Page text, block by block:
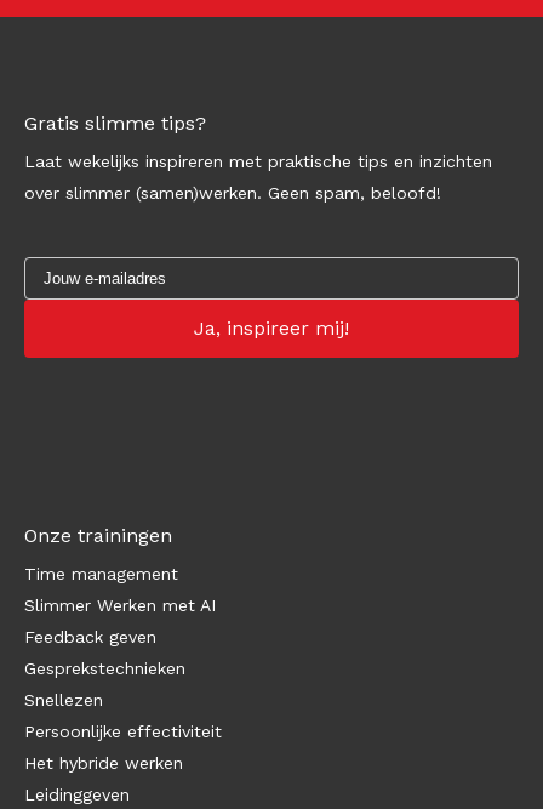
Gratis slimme tips?
Laat wekelijks inspireren met praktische tips en inzichten
over slimmer (samen)werken. Geen spam, beloofd!
Onze trainingen
Time management
Slimmer Werken met AI
Feedback geven
Gesprekstechnieken
Snellezen
Persoonlijke effectiviteit
Het hybride werken
Leidinggeven